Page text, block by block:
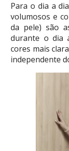
Para o dia a
volumosos e
da pele) são
durante o dia
cores mais
independente